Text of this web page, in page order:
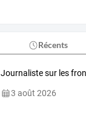
Récents
Journaliste sur les
3 août 2026